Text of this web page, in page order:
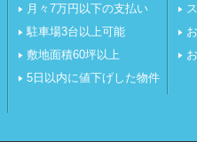
月々7万円以下の支払い
駐車場3台以上可能
敷地面積60坪以上
5日以内に値下げした物件